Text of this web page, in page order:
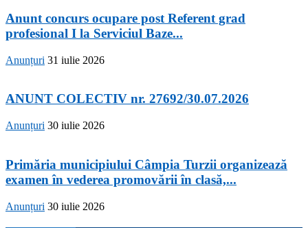
Anunt concurs ocupare post Referent grad
profesional I la Serviciul Baze...
Anunțuri 31 iulie 2026
ANUNT COLECTIV nr. 27692/30.07.2026
Anunțuri 30 iulie 2026
Primăria municipiului Câmpia Turzii organizează
examen în vederea promovării în clasă,...
Anunțuri 30 iulie 2026